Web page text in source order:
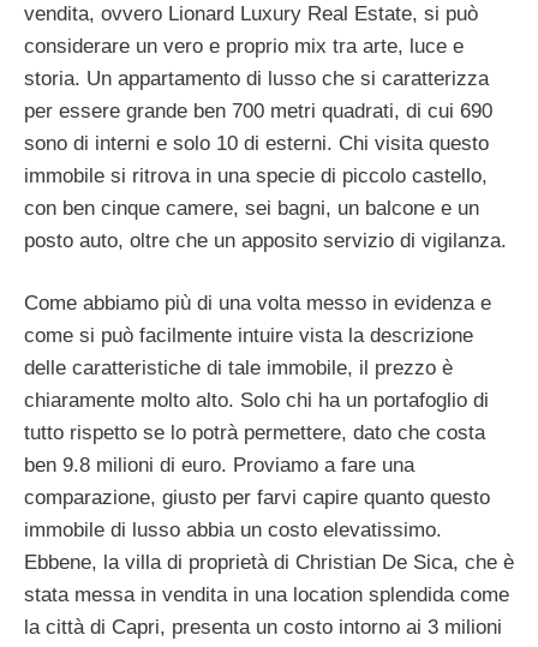
vendita, ovvero Lionard Luxury Real Estate, si può
considerare un vero e proprio mix tra arte, luce e
storia. Un appartamento di lusso che si caratterizza
per essere grande ben 700 metri quadrati, di cui 690
sono di interni e solo 10 di esterni. Chi visita questo
immobile si ritrova in una specie di piccolo castello,
con ben cinque camere, sei bagni, un balcone e un
posto auto, oltre che un apposito servizio di vigilanza.
Come abbiamo più di una volta messo in evidenza e
come si può facilmente intuire vista la descrizione
delle caratteristiche di tale immobile, il prezzo è
chiaramente molto alto. Solo chi ha un portafoglio di
tutto rispetto se lo potrà permettere, dato che costa
ben 9.8 milioni di euro. Proviamo a fare una
comparazione, giusto per farvi capire quanto questo
immobile di lusso abbia un costo elevatissimo.
Ebbene, la villa di proprietà di Christian De Sica, che è
stata messa in vendita in una location splendida come
la città di Capri, presenta un costo intorno ai 3 milioni